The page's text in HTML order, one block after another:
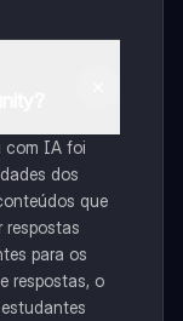
com IA foi
dos
que
respostas
para os
respostas, o